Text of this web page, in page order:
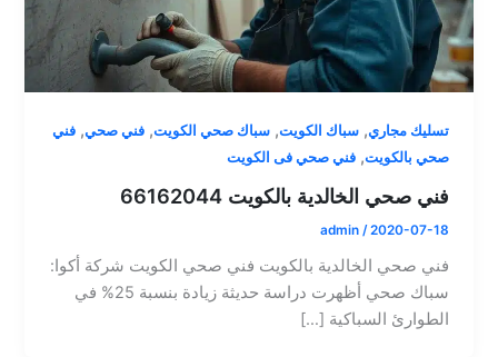
تسليك مجاري,سباك الكويت,سباك صحي الكويت,فني صحي,فني
صحي بالكويت,فني صحي فى الكويت
فني صحي الخالدية بالكويت 66162044
admin /2020-07-18
فني صحي الخالدية بالكويت فني صحي الكويت شركة أكوا:
سباك صحي أظهرت دراسة حديثة زيادة بنسبة 25% في
الطوارئ السباكية […]